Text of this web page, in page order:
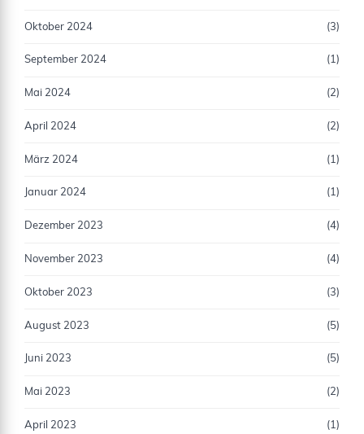
Oktober 2024 (3)
September 2024 (1)
Mai 2024 (2)
April 2024 (2)
März 2024 (1)
Januar 2024 (1)
Dezember 2023 (4)
November 2023 (4)
Oktober 2023 (3)
August 2023 (5)
Juni 2023 (5)
Mai 2023 (2)
April 2023 (1)